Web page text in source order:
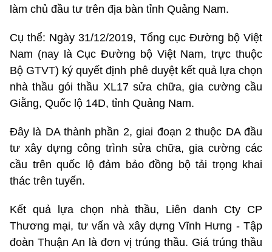
làm chủ đầu tư trên địa bàn tỉnh Quảng Nam.
Cụ thể: Ngày 31/12/2019, Tổng cục Đường bộ Việt
Nam (nay là Cục Đường bộ Việt Nam, trực thuộc
Bộ GTVT) ký quyết định phê duyệt kết quả lựa chọn
nhà thầu gói thầu XL17 sửa chữa, gia cường cầu
Giằng, Quốc lộ 14D, tỉnh Quảng Nam.
Đây là DA thành phần 2, giai đoạn 2 thuộc DA đầu
tư xây dựng công trình sửa chữa, gia cường các
cầu trên quốc lộ đảm bảo đồng bộ tải trọng khai
thác trên tuyến.
Kết quả lựa chọn nhà thầu, Liên danh Cty CP
Thương mại, tư vấn và xây dựng Vĩnh Hưng - Tập
đoàn Thuận An là đơn vị trúng thầu. Giá trúng thầu